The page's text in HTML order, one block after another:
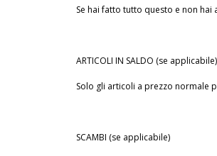
Se hai fatto tutto questo e non
ARTICOLI IN SALDO (se applicabile)
Solo gli articoli a prezzo normale
SCAMBI (se applicabile)